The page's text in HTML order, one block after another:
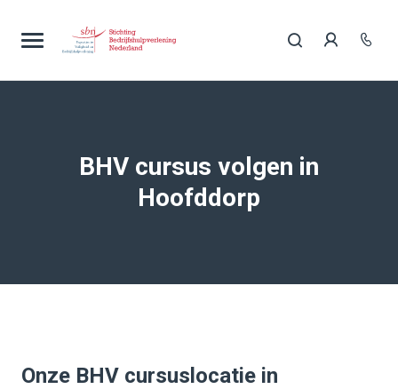
BHV cursus volgen in
Hoofddorp
Onze BHV cursuslocatie in